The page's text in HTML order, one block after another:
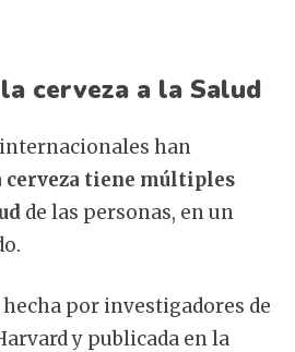
cerveza a la Salud
han
cerveza tiene múltiples
de las personas, en un
por investigadores de
y publicada en la